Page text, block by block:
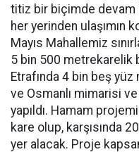
titiz bir biçimde devam
her yerinden ulaşımın
Mayıs Mahallemiz
5 bin 500 metrekarelik
Etrafında 4 bin beş
ve Osmanlı mimarisi
yapıldı. Hamam
kare olup, karşısında
yer alacak. Proje